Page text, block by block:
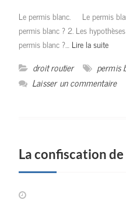
Le permis blanc. Le permis
permis blanc ? 2. Les
permis blanc ?… Lire la suite
droit routier
permis
Laisser un commentaire
La confiscation